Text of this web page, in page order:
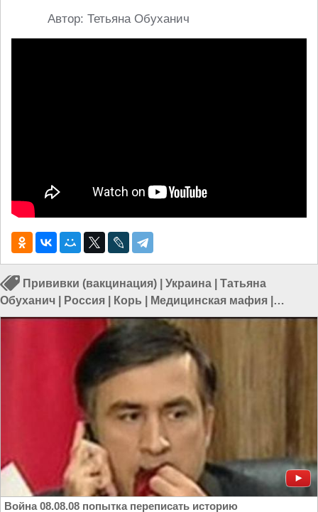
Автор: Тетьяна Обуханич
Прививки (вакцинация) Украина
Татьяна
Обуханич
Россия Корь Медицинская мафия
Платная медицина|Медицина в Украине
Война 08.08.08 попытка переписать историю